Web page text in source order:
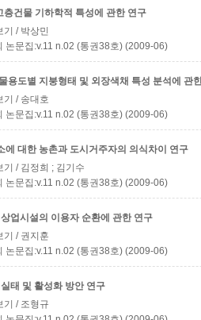
건물 기하학적 특성에 관한 연구
/ 박상민
논문집:v.11 n.02 (통권38호) (2009-06)
용도별 지붕형태 및 외장색채 특성 분석에 관
/ 송대호
논문집:v.11 n.02 (통권38호) (2009-06)
에 대한 농촌과 도시거주자의 의식차이 연구
/ 김정희 ; 김기수
논문집:v.11 n.02 (통권38호) (2009-06)
업시설의 이용자 순환에 관한 연구
/ 권지훈
논문집:v.11 n.02 (통권38호) (2009-06)
태 및 활성화 방안 연구
/ 조형규